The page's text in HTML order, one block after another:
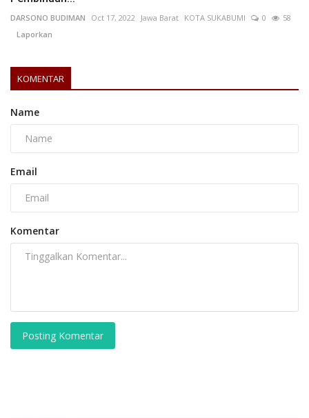
DARSONO BUDIMAN Oct 17, 2022 Jawa Barat KOTA SUKABUMI 0
58
Laporkan
KOMENTAR
Name
Email
Komentar
Posting Komentar